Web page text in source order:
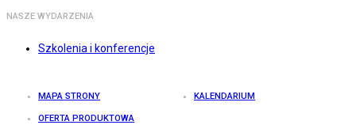
NASZE WYDARZENIA
Szkolenia i konferencje
MAPA STRONY KALENDARIUM
OFERTA PRODUKTOWA